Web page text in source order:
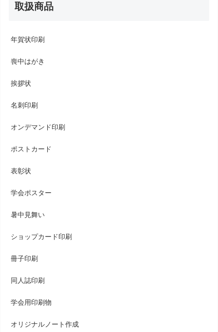
取扱商品
年賀状印刷
喪中はがき
挨拶状
名刺印刷
オンデマンド印刷
ポストカード
表彰状
学会ポスター
暑中見舞い
ショップカード印刷
冊子印刷
同人誌印刷
学会用印刷物
オリジナルノート作成